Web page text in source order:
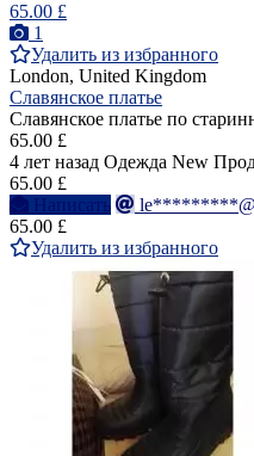
65.00 £
1
Удалить из избранного
London, United Kingdom
Славянское платье
Славянское платье по
65.00 £
4 лет назад Одежда New
65.00 £
Написать
65.00 £
Удалить из избранного